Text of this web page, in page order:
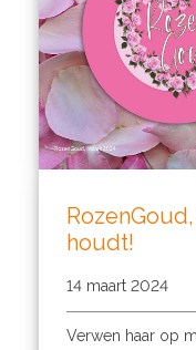
houdt!
14 maart 2024
Verwen haar op